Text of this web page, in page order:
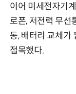
이어 미세전자기
로폰, 저전력 무선
동, 배터리 교체가
접목했다.